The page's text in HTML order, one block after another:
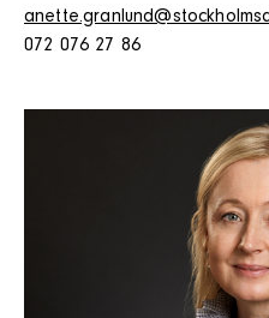
072 076 27 86